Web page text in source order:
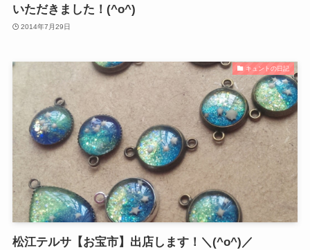
いただきました！(^o^)
2014年7月29日
キュントの日記
松江テルサ【お宝市】出店します！＼(^o^)／